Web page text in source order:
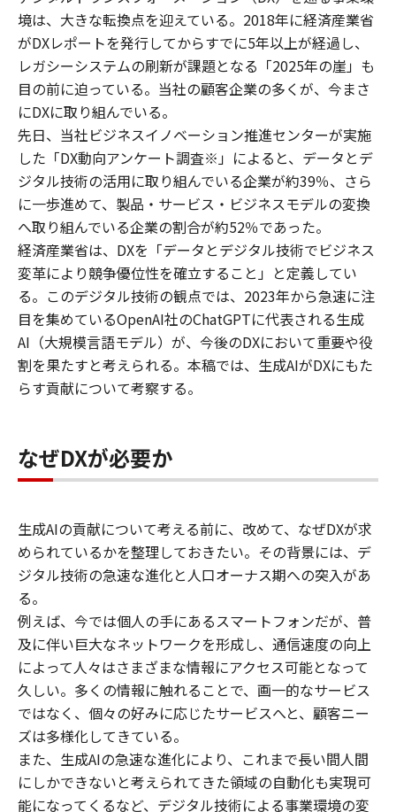
境は、大きな転換点を迎えている。2018年に経済産業省
がDXレポートを発行してからすでに5年以上が経過し、
レガシーシステムの刷新が課題となる「2025年の崖」も
目の前に迫っている。当社の顧客企業の多くが、今まさ
にDXに取り組んでいる。
先日、当社ビジネスイノベーション推進センターが実施
した「DX動向アンケート調査※」によると、データとデ
ジタル技術の活用に取り組んでいる企業が約39％、さら
に一歩進めて、製品・サービス・ビジネスモデルの変換
へ取り組んでいる企業の割合が約52％であった。
経済産業省は、DXを「データとデジタル技術でビジネス
変革により競争優位性を確立すること」と定義してい
る。このデジタル技術の観点では、2023年から急速に注
目を集めているOpenAI社のChatGPTに代表される生成
AI（大規模言語モデル）が、今後のDXにおいて重要や役
割を果たすと考えられる。本稿では、生成AIがDXにもた
らす貢献について考察する。
なぜDXが必要か
生成AIの貢献について考える前に、改めて、なぜDXが求
められているかを整理しておきたい。その背景には、デ
ジタル技術の急速な進化と人口オーナス期への突入があ
る。
例えば、今では個人の手にあるスマートフォンだが、普
及に伴い巨大なネットワークを形成し、通信速度の向上
によって人々はさまざまな情報にアクセス可能となって
久しい。多くの情報に触れることで、画一的なサービス
ではなく、個々の好みに応じたサービスへと、顧客ニー
ズは多様化してきている。
また、生成AIの急速な進化により、これまで長い間人間
にしかできないと考えられてきた領域の自動化も実現可
能になってくるなど、デジタル技術による事業環境の変